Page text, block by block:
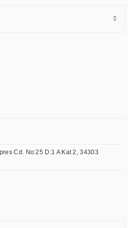
Cd. No:25 D:1 A Kat 2, 34303